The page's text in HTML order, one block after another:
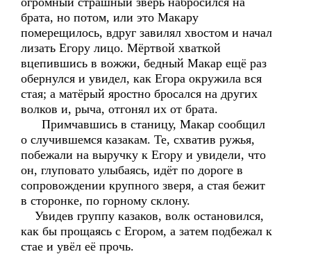
брата, но потом, или это Макару
померещилось, вдруг завилял хвостом и начал
лизать Егору лицо. Мёртвой хваткой
вцепившись в вожжи, бедный Макар ещё раз
обернулся и увидел, как Егора окружила вся
стая; а матёрый яростно бросался на других
волков и, рыча, отгонял их от брата.
Примчавшись в станицу, Макар сообщил
о случившемся казакам. Те, схватив ружья,
побежали на выручку к Егору и увидели, что
он, глуповато улыбаясь, идёт по дороге в
сопровождении крупного зверя, а стая бежит
в сторонке, по горному склону.
Увидев группу казаков, волк остановился,
как бы прощаясь с Егором, а затем подбежал к
стае и увёл её прочь.